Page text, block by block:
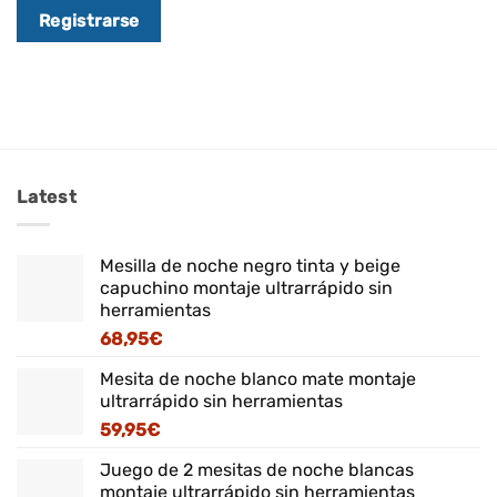
Registrarse
Latest
Mesilla de noche negro tinta y beige
capuchino montaje ultrarrápido sin
herramientas
68,95€
Mesita de noche blanco mate montaje
ultrarrápido sin herramientas
59,95€
Juego de 2 mesitas de noche blancas
montaje ultrarrápido sin herramientas